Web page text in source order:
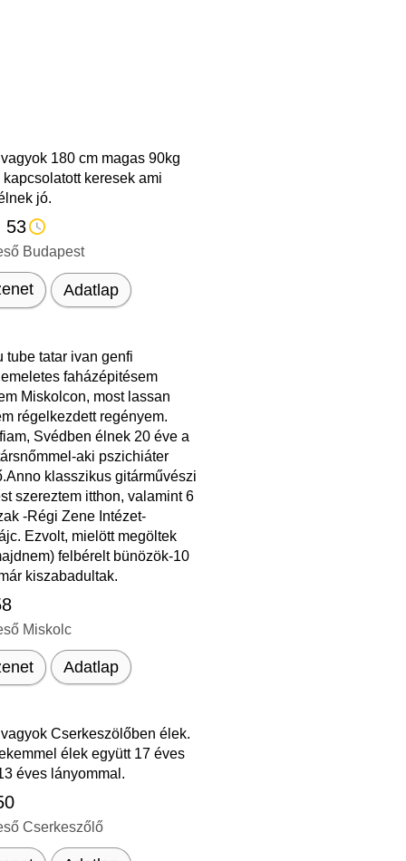
180 cm magas 90kg
kapcsolatott keresek ami
jó.
53
Budapest
Adatlap
tube tatar ivan genfi
faházépitésem
Miskolcon, most lassan
régelkezdett regényem.
Svédben élnek 20 éve a
aki pszichiáter
klasszikus gitárművészi
szereztem itthon, valamint 6
-Régi Zene Intézet-
Ezvolt, mielött megöltek
felbérelt bünözök-10
kiszabadultak.
Miskolc
Adatlap
Cserkeszölőben élek.
élek együtt 17 éves
éves lányommal.
Cserkeszőlő